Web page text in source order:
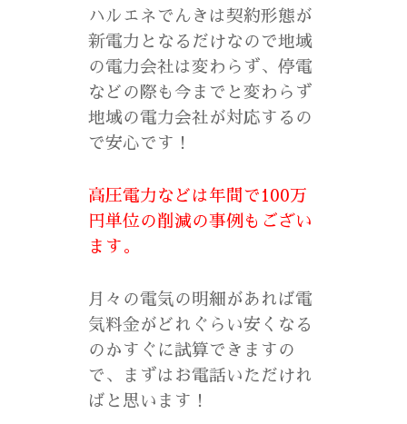
ハルエネでんきは契約形態が
新電力となるだけなので地域
の電力会社は変わらず、停電
などの際も今までと変わらず
地域の電力会社が対応するの
で安心です！
高圧電力などは年間で100万
円単位の削減の事例もござい
ます。
月々の電気の明細があれば電
気料金がどれぐらい安くなる
のかすぐに試算できますの
で、まずはお電話いただけれ
ばと思います！